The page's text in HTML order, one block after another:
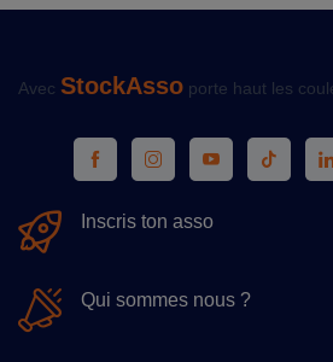
Avec StockAsso porte haut les
Inscris ton asso
Qui sommes nous ?